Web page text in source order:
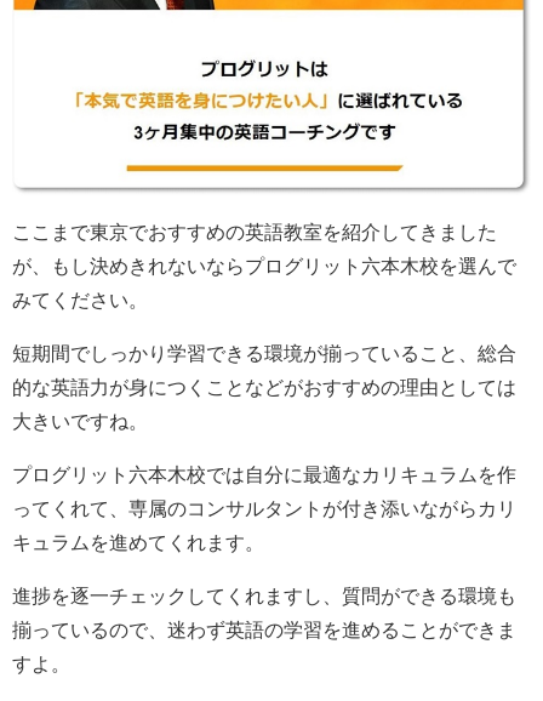
ここまで東京でおすすめの英語教室を紹介してきました
が、もし決めきれないならプログリット六本木校を選んで
みてください。
短期間でしっかり学習できる環境が揃っていること、総合
的な英語力が身につくことなどがおすすめの理由としては
大きいですね。
プログリット六本木校では自分に最適なカリキュラムを作
ってくれて、専属のコンサルタントが付き添いながらカリ
キュラムを進めてくれます。
進捗を逐一チェックしてくれますし、質問ができる環境も
揃っているので、迷わず英語の学習を進めることができま
すよ。